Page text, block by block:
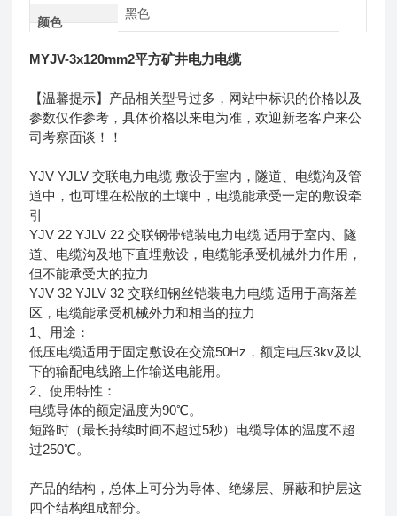
颜色
黑色
MYJV-3x120mm2平方矿井电力电缆
【温馨提示】产品相关型号过多，网站中标识的价格以及
参数仅作参考，具体价格以来电为准，欢迎新老客户来公
司考察面谈！！
YJV YJLV 交联电力电缆 敷设于室内，隧道、电缆沟及管
道中，也可埋在松散的土壤中，电缆能承受一定的敷设牵
引
YJV 22 YJLV 22 交联钢带铠装电力电缆 适用于室内、隧
道、电缆沟及地下直埋敷设，电缆能承受机械外力作用，
但不能承受大的拉力
YJV 32 YJLV 32 交联细钢丝铠装电力电缆 适用于高落差
区，电缆能承受机械外力和相当的拉力
1、用途：
低压电缆适用于固定敷设在交流50Hz，额定电压3kv及以
下的输配电线路上作输送电能用。
2、使用特性：
电缆导体的额定温度为90℃。
短路时（最长持续时间不超过5秒）电缆导体的温度不超
过250℃。
产品的结构，总体上可分为导体、绝缘层、屏蔽和护层这
四个结构组成部分。